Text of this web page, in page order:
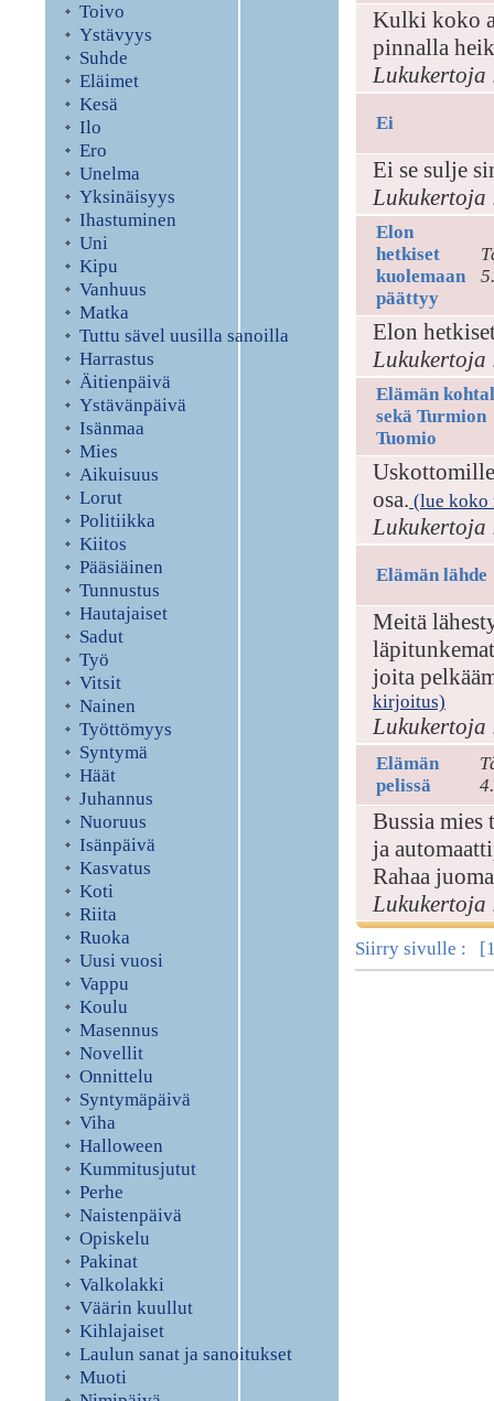
Toivo
Ystävyys
Suhde
Eläimet
Kesä
Ilo
Ero
Unelma
Yksinäisyys
Ihastuminen
Uni
Kipu
Vanhuus
Matka
Tuttu sävel uusilla sanoilla
Harrastus
Äitienpäivä
Ystävänpäivä
Isänmaa
Mies
Aikuisuus
Lorut
Politiikka
Kiitos
Pääsiäinen
Tunnustus
Hautajaiset
Sadut
Työ
Vitsit
Nainen
Työttömyys
Syntymä
Häät
Juhannus
Nuoruus
Isänpäivä
Kasvatus
Koti
Riita
Ruoka
Uusi vuosi
Vappu
Koulu
Masennus
Novellit
Onnittelu
Syntymäpäivä
Viha
Halloween
Kummitusjutut
Perhe
Naistenpäivä
Opiskelu
Pakinat
Valkolakki
Väärin kuullut
Kihlajaiset
Laulun sanat ja sanoitukset
Muoti
Kulki koko
pinnalla
Lukukertoja
Ei
Ei se sulje
Lukukertoja
Elon
hetkiset
kuolemaan
päättyy
Elon
Lukukertoja
Elämän
sekä Turmion
Tuomio
osa. (lue
Lukukertoja
Elämän lähde
Meitä
joita
kirjoitus)
Lukukertoja
Elämän
pelissä
Bussia mies
ja
Rahaa
Lukukertoja
Siirry sivulle :